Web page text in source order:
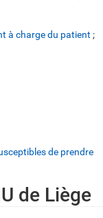
à charge du patient ;
de prendre
de Liège